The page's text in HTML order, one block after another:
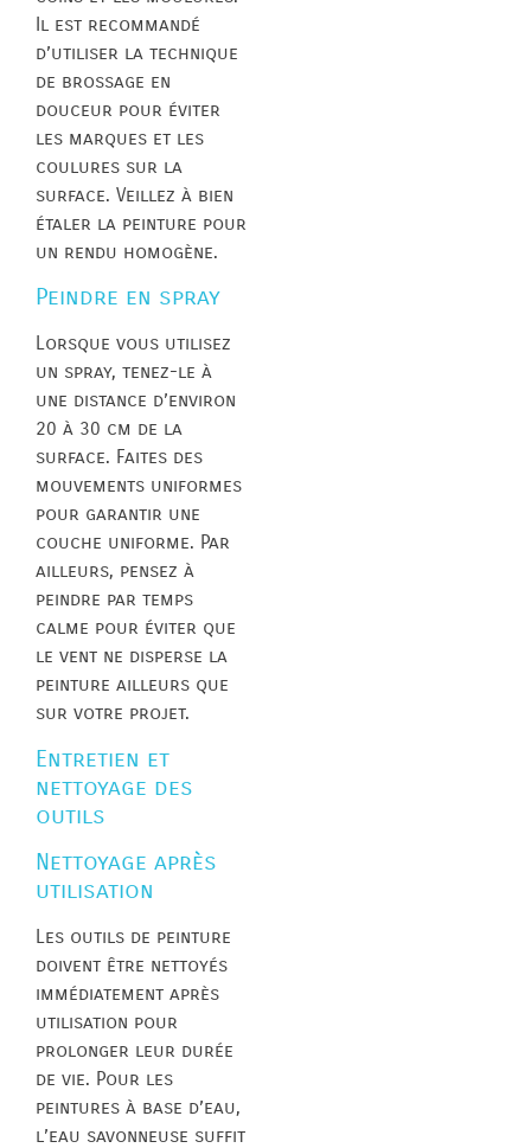
Il est recommandé
d’utiliser la technique
de brossage en
douceur pour éviter
les marques et les
coulures sur la
surface. Veillez à bien
étaler la peinture pour
un rendu homogène.
Peindre en spray
Lorsque vous utilisez
un spray, tenez-le à
une distance d’environ
20 à 30 cm de la
surface. Faites des
mouvements uniformes
pour garantir une
couche uniforme. Par
ailleurs, pensez à
peindre par temps
calme pour éviter que
le vent ne disperse la
peinture ailleurs que
sur votre projet.
Entretien et
nettoyage des
outils
Nettoyage après
utilisation
Les outils de peinture
doivent être nettoyés
immédiatement après
utilisation pour
prolonger leur durée
de vie. Pour les
peintures à base d’eau,
l’eau savonneuse suffit